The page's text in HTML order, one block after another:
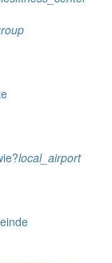
local_airport